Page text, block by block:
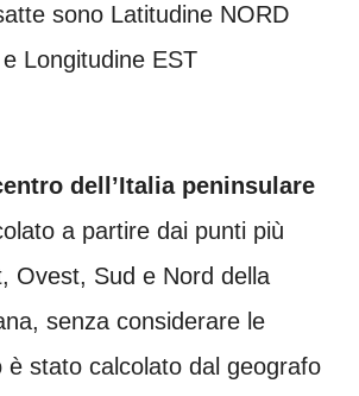
sono Latitudine NORD
e Longitudine EST
dell’Italia peninsulare
a partire dai punti più
Ovest, Sud e Nord della
senza considerare le
è stato calcolato dal geografo